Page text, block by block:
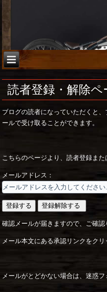
読者登録・解除ペ
ブログの読者になっていただくと
ールで受け取ることができます。
こちらのページより、読者登録また
メールアドレス：
確認メールが届きますので、ご確認
メール本文にある承認リンクをク
メールがとどかない場合は、迷惑